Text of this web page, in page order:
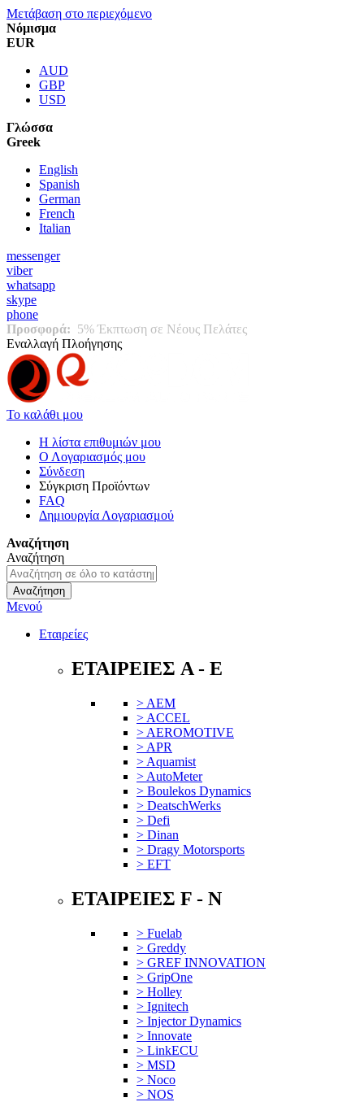
Μετάβαση στο περιεχόμενο
Νόμισμα
EUR
AUD
GBP
USD
Γλώσσα
Greek
English
Spanish
German
French
Italian
messenger
viber
whatsapp
skype
phone
Προσφορά: 5% Έκπτωση σε Νέους Πελάτες
Εναλλαγή Πλοήγησης
Το καλάθι μου
Η λίστα επιθυμιών μου
Ο Λογαριασμός μου
Σύνδεση
Σύγκριση Προϊόντων
FAQ
Δημιουργία Λογαριασμού
Αναζήτηση
Αναζήτηση
Αναζήτηση
Μενού
Εταιρείες
ΕΤΑΙΡΕΙΕΣ A - E
> AEM
> ACCEL
> AEROMOTIVE
> APR
> Aquamist
> AutoMeter
> Boulekos Dynamics
> DeatschWerks
> Defi
> Dinan
> Dragy Motorsports
> EFT
ΕΤΑΙΡΕΙΕΣ F - N
> Fuelab
> Greddy
> GREF INNOVATION
> GripOne
> Holley
> Ignitech
> Injector Dynamics
> Innovate
> LinkECU
> MSD
> Noco
> NOS